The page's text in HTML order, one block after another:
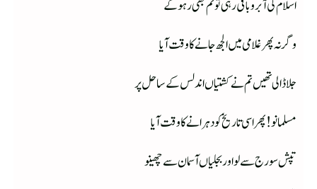
اسلام کی آبرو باقی رہی تو تم بھی رہوگے
وگرنہ پھر غلامی میں الجھ جانے کا وقت آیا
جلا ڈالی تھیں تم نے کشتیاں اندلس کے ساحل پر
مسلمانو! پھر اسی تاریخ کو دہرانے کا وقت آیا
تپش سورج سے لو اور بجلیاں آسمان سے چھینو